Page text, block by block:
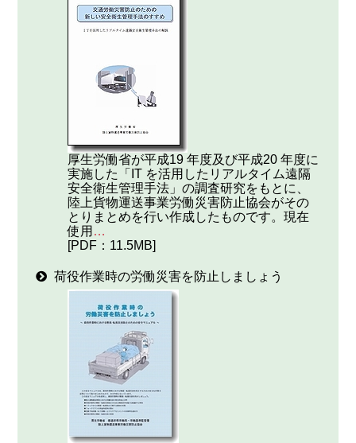
厚生労働省が平成19 年度及び平成20 年度に
実施した「IT を活用したリアルタイム遠隔
安全衛生管理手法」の調査研究をもとに、
陸上貨物運送事業労働災害防止協会がその
とりまとめを行い作成したものです。現在
使用 …
[PDF：11.5MB]
荷役作業時の労働災害を防止しましょう